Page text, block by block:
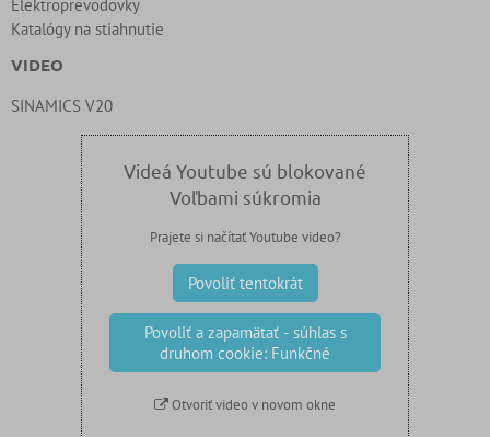
Elektroprevodovky
Katalógy na stiahnutie
VIDEO
SINAMICS V20
Videá Youtube sú blokované
Voľbami súkromia
Prajete si načítať Youtube video?
Povoliť tentokrát
Povoliť a zapamätať - súhlas s
druhom cookie: Funkčné
Otvoriť video v novom okne